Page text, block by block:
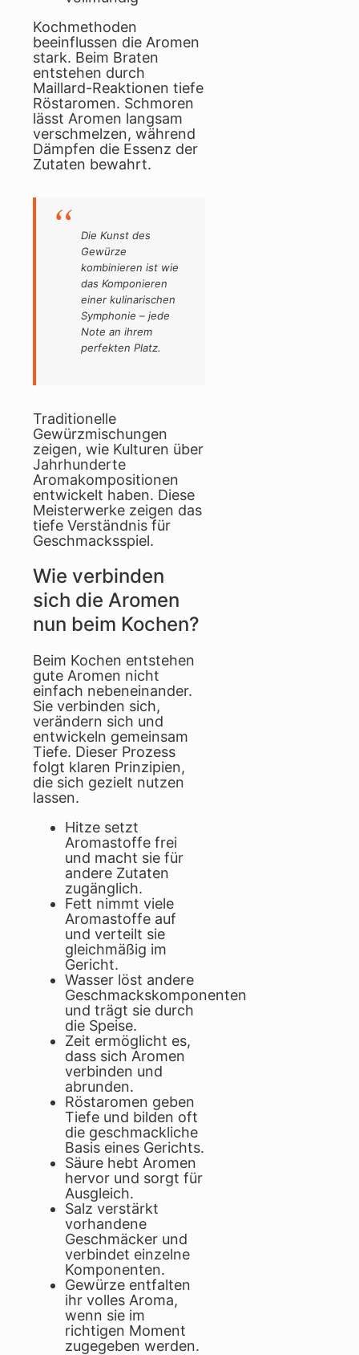
Kochmethoden
beeinflussen die Aromen
stark. Beim Braten
entstehen durch
Maillard-Reaktionen tiefe
Röstaromen. Schmoren
lässt Aromen langsam
verschmelzen, während
Dämpfen die Essenz der
Zutaten bewahrt.
Die Kunst des
Gewürze
kombinieren ist wie
das Komponieren
einer kulinarischen
Symphonie – jede
Note an ihrem
perfekten Platz.
Traditionelle
Gewürzmischungen
zeigen, wie Kulturen über
Jahrhunderte
Aromakompositionen
entwickelt haben. Diese
Meisterwerke zeigen das
tiefe Verständnis für
Geschmacksspiel.
Wie verbinden
sich die Aromen
nun beim Kochen?
Beim Kochen entstehen
gute Aromen nicht
einfach nebeneinander.
Sie verbinden sich,
verändern sich und
entwickeln gemeinsam
Tiefe. Dieser Prozess
folgt klaren Prinzipien,
die sich gezielt nutzen
lassen.
Hitze setzt
Aromastoffe frei
und macht sie für
andere Zutaten
zugänglich.
Fett nimmt viele
Aromastoffe auf
und verteilt sie
gleichmäßig im
Gericht.
Wasser löst andere
Geschmackskomponenten
und trägt sie durch
die Speise.
Zeit ermöglicht es,
dass sich Aromen
verbinden und
abrunden.
Röstaromen geben
Tiefe und bilden oft
die geschmackliche
Basis eines Gerichts.
Säure hebt Aromen
hervor und sorgt für
Ausgleich.
Salz verstärkt
vorhandene
Geschmäcker und
verbindet einzelne
Komponenten.
Gewürze entfalten
ihr volles Aroma,
wenn sie im
richtigen Moment
zugegeben werden.